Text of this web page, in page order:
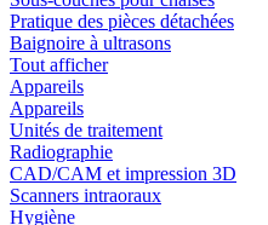
Pratique des pièces détachées
Baignoire à ultrasons
Tout afficher
Appareils
Appareils
Unités de traitement
Radiographie
CAD/CAM et impression 3D
Scanners intraoraux
Hygiène